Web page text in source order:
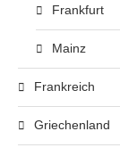
Frankfurt
Mainz
Frankreich
Griechenland